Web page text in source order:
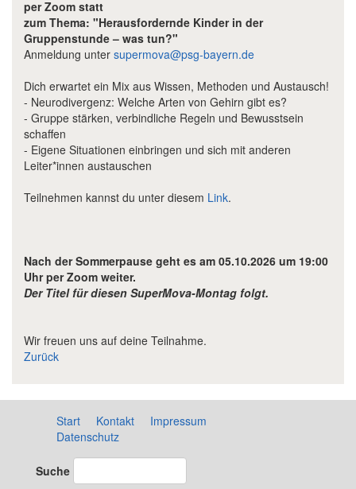
per Zoom statt
zum Thema: "Herausfordernde Kinder in der
Gruppenstunde – was tun?"
Anmeldung unter supermova@psg-bayern.de
Dich erwartet ein Mix aus Wissen, Methoden und Austausch!
- Neurodivergenz: Welche Arten von Gehirn gibt es?
- Gruppe stärken, verbindliche Regeln und Bewusstsein
schaffen
- Eigene Situationen einbringen und sich mit anderen
Leiter*innen austauschen
Teilnehmen kannst du unter diesem Link.
Nach der Sommerpause geht es am 05.10.2026 um 19:00
Uhr per Zoom weiter.
Der Titel für diesen SuperMova-Montag folgt.
Wir freuen uns auf deine Teilnahme.
Zurück
Start Kontakt
Impressum
Datenschutz
Suche